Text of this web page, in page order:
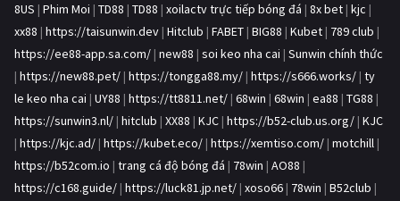
8US | Phim Moi | TD88 | TD88 | xoilactv trực tiếp bóng đá | 8x bet | kjc |
xx88 | https://taisunwin.dev | Hitclub | FABET | BIG88 | Kubet | 789 club |
https://ee88-app.sa.com/ | new88 | soi keo nha cai | Sunwin chính thức
| https://new88.pet/ | https://tongga88.my/ | https://s666.works/ | ty
le keo nha cai | UY88 | https://tt8811.net/ | 68win | 68win | ea88 | TG88 |
https://sunwin3.nl/ | hitclub | XX88 | KJC | https://b52-club.us.org/ | KJC
| https://kjc.ad/ | https://kubet.eco/ | https://xemtiso.com/ | motchill |
https://b52com.io | trang cá độ bóng đá | 78win | AO88 |
https://c168.guide/ | https://luck81.jp.net/ | xoso66 | 78win | B52club |